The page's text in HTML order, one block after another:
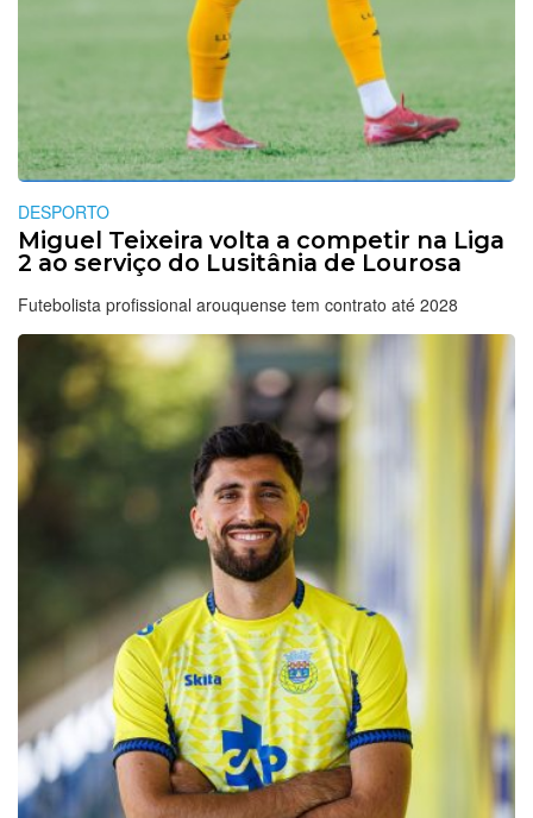
DESPORTO
Miguel Teixeira volta a competir na Liga
2 ao serviço do Lusitânia de Lourosa
Futebolista profissional arouquense tem contrato até 2028